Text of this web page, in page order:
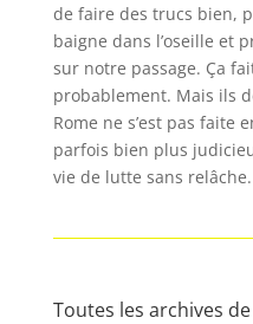
de faire des trucs bien,
baigne dans l’oseille et
sur notre passage. Ça
probablement. Mais ils
Rome ne s’est pas faite
parfois bien plus
vie de lutte sans relâche.
Toutes les archives